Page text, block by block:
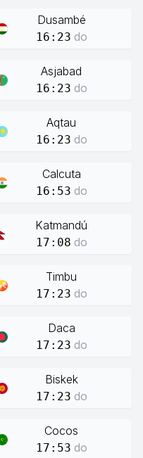
Dusambé
16:23 do
Asjabad
16:23 do
Aqtau
16:23 do
Calcuta
16:53 do
Katmandú
17:08 do
Timbu
17:23 do
Daca
17:23 do
Biskek
17:23 do
Cocos
17:53 do